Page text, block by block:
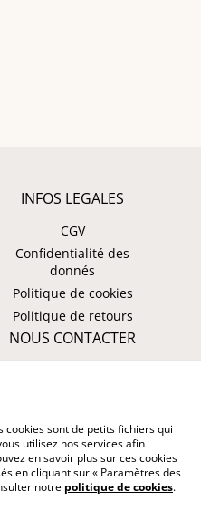
INFOS LEGALES
CGV
Confidentialité des
donnés
Politique de cookies
Politique de retours
NOUS CONTACTER
@tombasana.fr
cookies sont de petits fichiers qui
utilisez nos services afin
en savoir plus sur ces cookies
en cliquant sur « Paramètres des
notre politique de cookies.